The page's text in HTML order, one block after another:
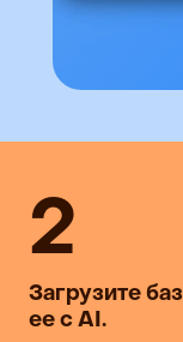
2
Загрузите
ее с AI.